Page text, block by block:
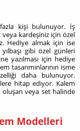
kişi bulunuyor. İş
veya kardeşiniz için özel
Hediye almak için ise
gibi özel günleri
yazılması için hediye
tasarımınlarının isme
daha bulunuyor.
hitap ediyor. Kalem
oluşan veya set halinde
Modelleri